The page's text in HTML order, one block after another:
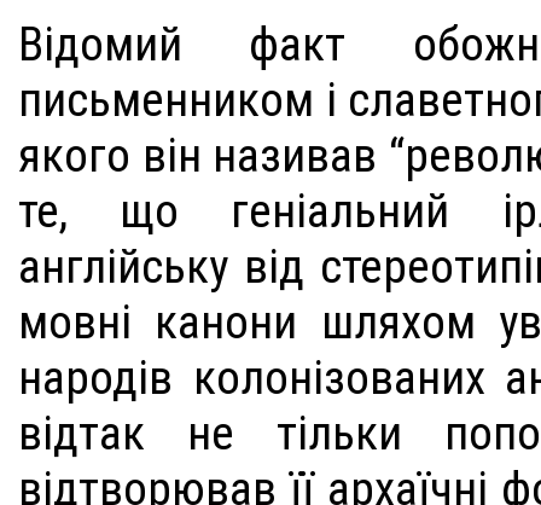
Відомий факт
письменником і
якого він називав
те, що геніальний
англійську від
мовні канони шляхом
народів колонізованих
відтак не тільки
відтворював її архаїчні